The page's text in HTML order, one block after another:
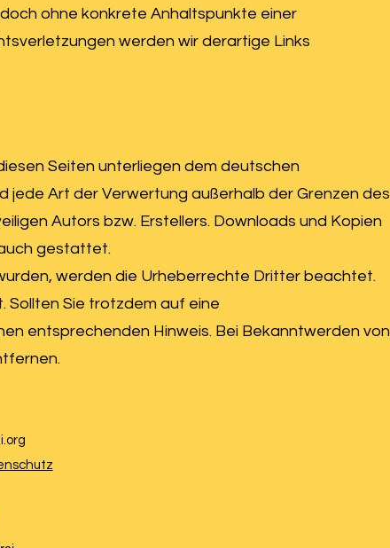
ohne konkrete Anhaltspunkte einer
werden wir derartige Links
Seiten unterliegen dem deutschen
jede Art der Verwertung außerhalb der Grenzen des
Autors bzw. Erstellers. Downloads und Kopien
gestattet.
werden die Urheberrechte Dritter beachtet.
Sollten Sie trotzdem auf eine
entsprechenden Hinweis. Bei Bekanntwerden von